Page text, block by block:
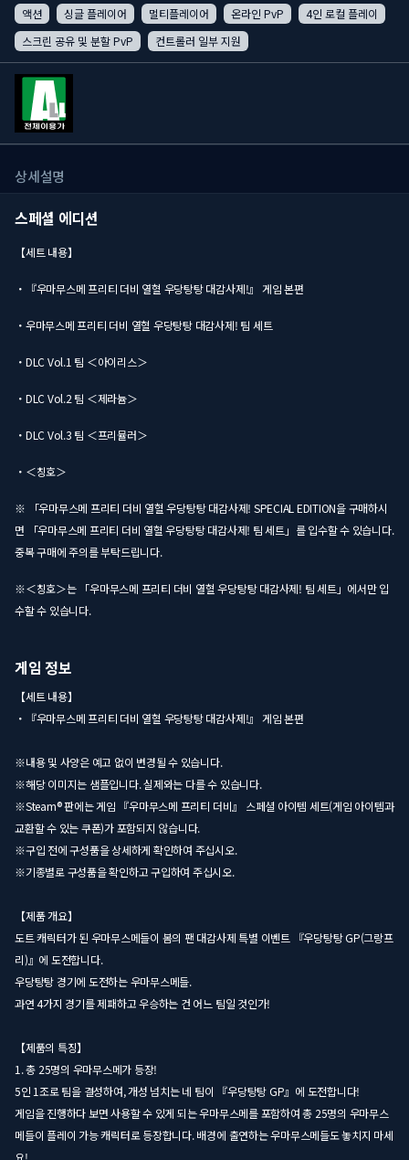
액션 싱글 플레이어 멀티플레이어 온라인 PvP
4인 로컬 플레이
스크린 공유 및 분할 PvP
컨트롤러 일부 지원
상세설명
스페셜 에디션
【세트 내용】
・『우마무스메 프리티 더비 열혈 우당탕탕 대감사제!』 게임 본편
・우마무스메 프리티 더비 열혈 우당탕탕 대감사제! 팀 세트
・DLC Vol.1 팀 ＜아이리스＞
・DLC Vol.2 팀 ＜제라늄＞
・DLC Vol.3 팀 ＜프리뮬러＞
・＜칭호＞
※ 「우마무스메 프리티 더비 열혈 우당탕탕 대감사제! SPECIAL EDITION을 구매하시
면 「우마무스메 프리티 더비 열혈 우당탕탕 대감사제! 팀 세트」를 입수할 수 있습니다.
중복 구매에 주의를 부탁드립니다.
※＜칭호＞는 「우마무스메 프리티 더비 열혈 우당탕탕 대감사제! 팀 세트」에서만 입
수할 수 있습니다.
게임 정보
【세트 내용】
・『우마무스메 프리티 더비 열혈 우당탕탕 대감사제!』 게임 본편
※내용 및 사양은 예고 없이 변경될 수 있습니다.
※해당 이미지는 샘플입니다. 실제와는 다를 수 있습니다.
※Steam® 판에는 게임 『우마무스메 프리티 더비』 스페셜 아이템 세트(게임 아이템과
교환할 수 있는 쿠폰)가 포함되지 않습니다.
※구입 전에 구성품을 상세하게 확인하여 주십시오.
※기종별로 구성품을 확인하고 구입하여 주십시오.
【제품 개요】
도트 캐릭터가 된 우마무스메들이 봄의 팬 대감사제 특별 이벤트 『우당탕탕 GP(그랑프
리)』에 도전합니다.
우당탕탕 경기에 도전하는 우마무스메들.
과연 4가지 경기를 제패하고 우승하는 건 어느 팀일 것인가!
【제품의 특징】
1. 총 25명의 우마무스메가 등장!
5인 1조로 팀을 결성하여, 개성 넘치는 네 팀이 『우당탕탕 GP』에 도전합니다!
게임을 진행하다 보면 사용할 수 있게 되는 우마무스메를 포함하여 총 25명의 우마무스
메들이 플레이 가능 캐릭터로 등장합니다. 배경에 출연하는 우마무스메들도 놓치지 마세